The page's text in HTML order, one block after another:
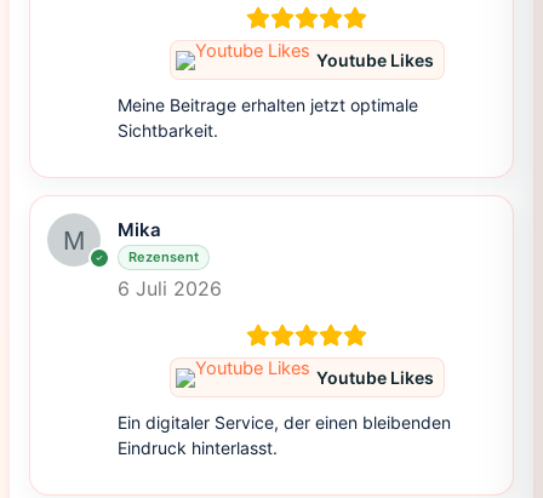
Youtube Likes
Meine Beitrage erhalten jetzt optimale
Sichtbarkeit.
Mika
Rezensent
6 Juli 2026
Youtube Likes
Ein digitaler Service, der einen bleibenden
Eindruck hinterlasst.